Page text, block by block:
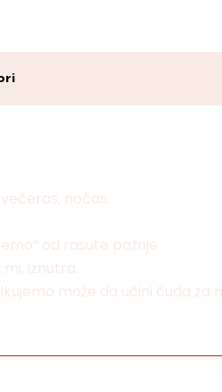
noćas.
od rasute pažnje
iznutra.
može da učini čuda za